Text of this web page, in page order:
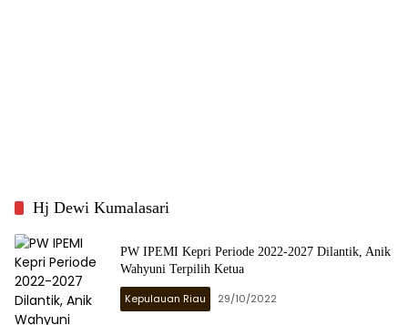
Hj Dewi Kumalasari
PW IPEMI Kepri Periode 2022-2027 Dilantik, Anik
Wahyuni Terpilih Ketua
Kepulauan Riau 29/10/2022